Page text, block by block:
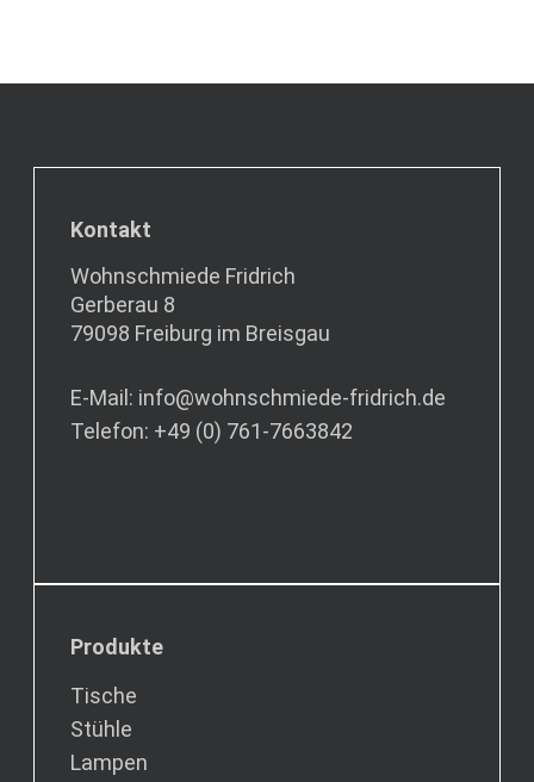
Kontakt
Wohnschmiede Fridrich
Gerberau 8
79098 Freiburg im Breisgau
E-Mail: info@wohnschmiede-fridrich.de
Telefon: +49 (0) 761-7663842
Produkte
Tische
Stühle
Lampen